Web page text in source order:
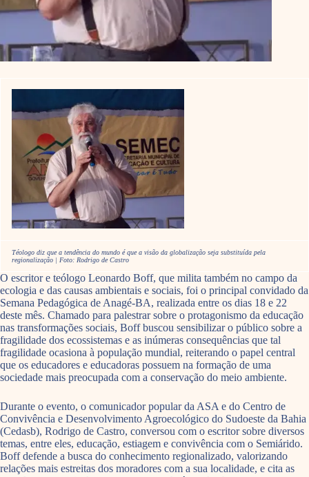
Téologo diz que a tendência do mundo é que a visão da globalização seja substituída pela
regionalização | Foto: Rodrigo de Castro
O escritor e teólogo Leonardo Boff, que milita também no campo da
ecologia e das causas ambientais e sociais, foi o principal convidado da
Semana Pedagógica de Anagé-BA, realizada entre os dias 18 e 22
deste mês. Chamado para palestrar sobre o protagonismo da educação
nas transformações sociais, Boff buscou sensibilizar o público sobre a
fragilidade dos ecossistemas e as inúmeras consequências que tal
fragilidade ocasiona à população mundial, reiterando o papel central
que os educadores e educadoras possuem na formação de uma
sociedade mais preocupada com a conservação do meio ambiente.
Durante o evento, o comunicador popular da ASA e do Centro de
Convivência e Desenvolvimento Agroecológico do Sudoeste da Bahia
(Cedasb), Rodrigo de Castro, conversou com o escritor sobre diversos
temas, entre eles, educação, estiagem e convivência com o Semiárido.
Boff defende a busca do conhecimento regionalizado, valorizando
relações mais estreitas dos moradores com a sua localidade, e cita as